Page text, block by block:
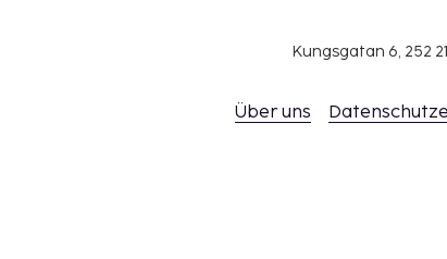
Kungsgatan 6, 252
Über uns